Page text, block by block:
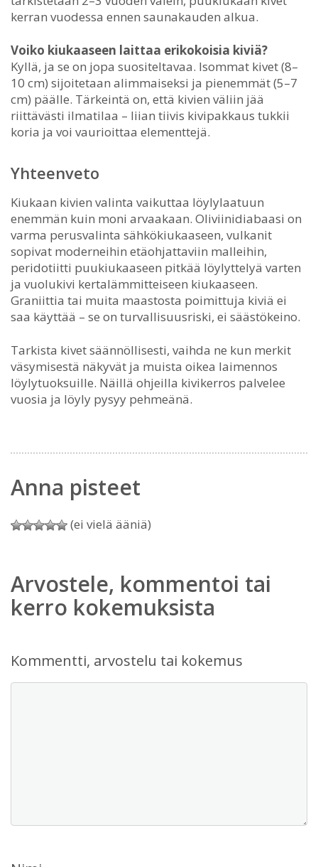
kerran vuodessa ennen saunakauden alkua.
Voiko kiukaaseen laittaa erikokoisia kiviä?
Kyllä, ja se on jopa suositeltavaa. Isommat kivet (8–
10 cm) sijoitetaan alimmaiseksi ja pienemmät (5–7
cm) päälle. Tärkeintä on, että kivien väliin jää
riittävästi ilmatilaa – liian tiivis kivipakkaus tukkii
koria ja voi vaurioittaa elementtejä.
Yhteenveto
Kiukaan kivien valinta vaikuttaa löylylaatuun
enemmän kuin moni arvaakaan. Oliviinidiabaasi on
varma perusvalinta sähkökiukaaseen, vulkanit
sopivat moderneihin etäohjattaviin malleihin,
peridotiitti puukiukaaseen pitkää löylyttelyä varten
ja vuolukivi kertalämmitteiseen kiukaaseen.
Graniittia tai muita maastosta poimittuja kiviä ei
saa käyttää – se on turvallisuusriski, ei säästökeino.
Tarkista kivet säännöllisesti, vaihda ne kun merkit
väsymisestä näkyvät ja muista oikea laimennos
löylytuoksuille. Näillä ohjeilla kivikerros palvelee
vuosia ja löyly pysyy pehmeänä.
Anna pisteet
(ei vielä ääniä)
Arvostele, kommentoi tai
kerro kokemuksista
Kommentti, arvostelu tai kokemus